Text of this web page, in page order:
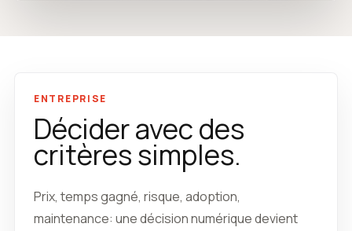
ENTREPRISE
Décider avec des
critères simples.
Prix, temps gagné, risque, adoption,
maintenance: une décision numérique devient